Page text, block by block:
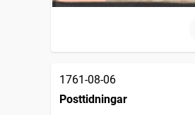
1761-08-06
Posttidningar